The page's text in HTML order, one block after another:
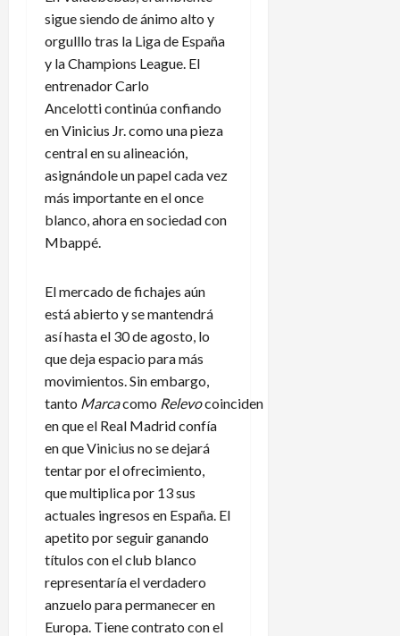
sigue siendo de ánimo alto y
orgulllo tras la Liga de España
y la Champions League. El
entrenador Carlo
Ancelotti continúa confiando
en Vinicius Jr. como una pieza
central en su alineación,
asignándole un papel cada vez
más importante en el once
blanco, ahora en sociedad con
Mbappé.
El mercado de fichajes aún
está abierto y se mantendrá
así hasta el 30 de agosto, lo
que deja espacio para más
movimientos. Sin embargo,
tanto Marcacomo Relevocoinciden
en que el Real Madrid confía
en que Vinicius no se dejará
tentar por el ofrecimiento,
que multiplica por 13 sus
actuales ingresos en España. El
apetito por seguir ganando
títulos con el club blanco
representaría el verdadero
anzuelo para permanecer en
Europa. Tiene contrato con el